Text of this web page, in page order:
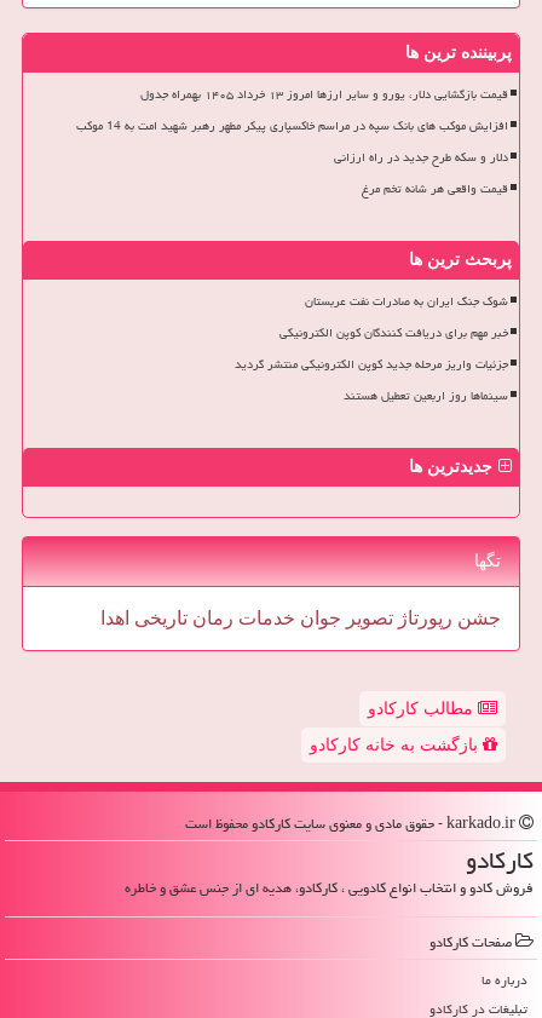
پربیننده ترین ها
قیمت بازگشایی دلار، یورو و سایر ارزها امروز ۱۳ خرداد ۱۴۰۵ بهمراه جدول
افزایش موکب های بانک سپه در مراسم خاکسپاری پیکر مطهر رهبر شهید امت به 14 موکب
دلار و سکه طرح جدید در راه ارزانی
قیمت واقعی هر شانه تخم مرغ
پربحث ترین ها
شوک جنگ ایران به صادرات نفت عربستان
خبر مهم برای دریافت کنندگان کوپن الکترونیکی
جزئیات واریز مرحله جدید کوپن الکترونیکی منتشر گردید
سینماها روز اربعین تعطیل هستند
جدیدترین ها
تگها
جشن رپورتاژ تصویر جوان خدمات رمان تاریخی اهدا
مطالب کارکادو
بازگشت به خانه کارکادو
كاركادو
فروش کادو و انتخاب انواع کادویی ، کارکادو، هدیه ای از جنس عشق و خاطره
صفحات كاركادو
درباره ما
تبلیغات در كاركادو